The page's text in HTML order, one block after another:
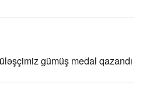
gümüş medal qazandı